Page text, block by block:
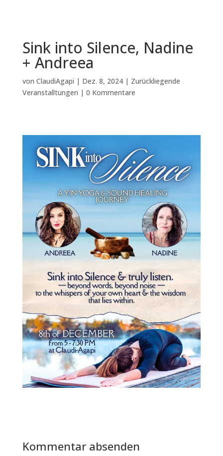
Sink into Silence, Nadine
+ Andreea
von ClaudiAgapi | Dez. 8, 2024| Zurückliegende
Veranstalltungen | 0 Kommentare
Kommentar absenden